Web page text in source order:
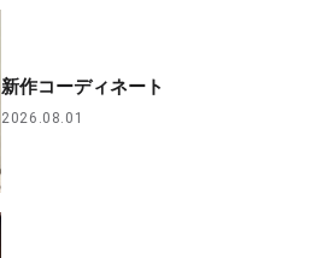
新作コーディネート
2026.08.01